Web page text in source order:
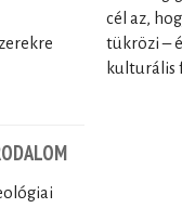
cél az,
tükrözi –
kulturális